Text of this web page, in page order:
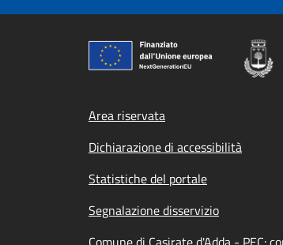
Footer menu
Area riservata
Dichiarazione di accessibilità
Statistiche del portale
Segnalazione disservizio